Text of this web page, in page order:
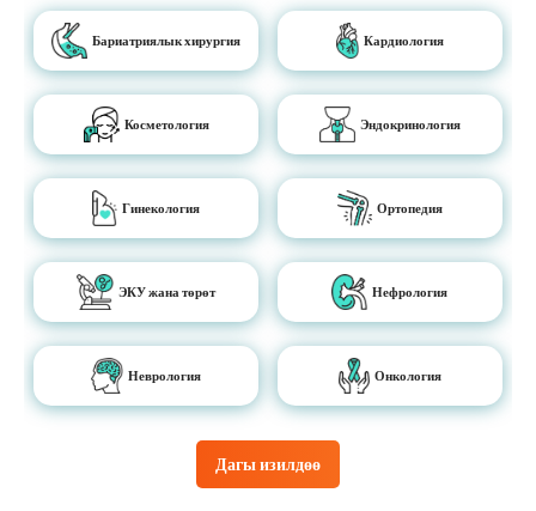
Дагы изилдөө
Бариатриялык хирургия Кардиология
Косметология Эндокринология
Гинекология Ортопедия
ЭКУ жана төрөт Нефрология
Неврология Онкология